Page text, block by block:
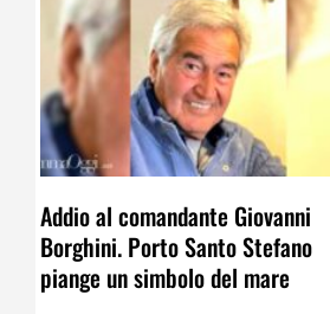
Addio al comandante Giovanni
Borghini. Porto Santo Stefano
piange un simbolo del mare